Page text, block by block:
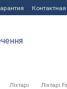
Ліхтарі
Ліхтарі